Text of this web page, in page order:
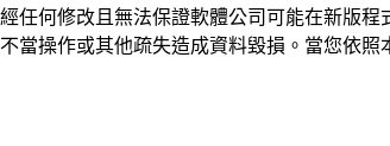
何修改且無法保證軟體公司可能在新版
操作或其他疏失造成資料毀損。當您依